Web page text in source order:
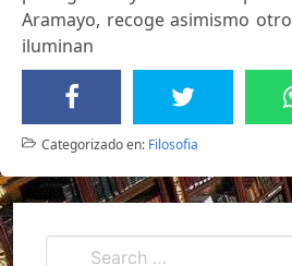
Aramayo, recoge asimismo
iluminan
Categorizado en: Filosofia